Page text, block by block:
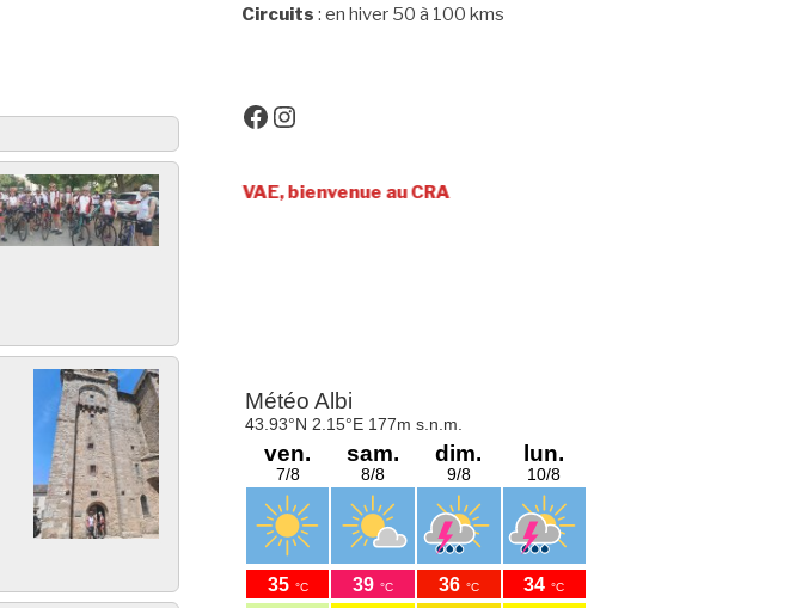
Circuits : en hiver 50 à 100 kms
Facebook
Instagram
Utilisateurs de VAE, bienvenue au CRA